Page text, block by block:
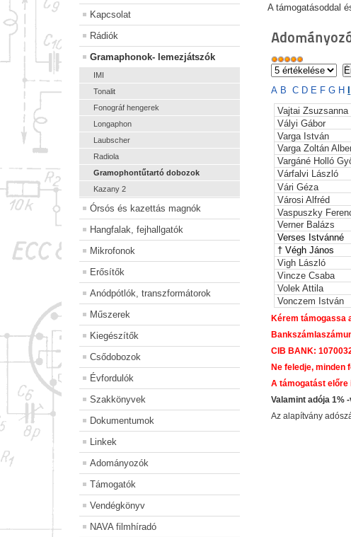
Kapcsolat
Rádiók
Gramaphonok- lemezjátszók
IMI
Tonalit
Fonográf hengerek
Longaphon
Laubscher
Radiola
Gramophontűtartó dobozok
Kazany 2
Órsós és kazettás magnók
Hangfalak, fejhallgatók
Mikrofonok
Erősítők
Anódpótlók, transzformátorok
Műszerek
Kiegészítők
Csődobozok
Évfordulók
Szakkönyvek
Dokumentumok
Linkek
Adományozók
Támogatók
Vendégkönyv
NAVA filmhíradó
A támogatásoddal
A BC D E F G H
Vajtai Zsuzsanna
Vályi Gábor
Varga István
Varga Zoltán
Vargáné Holló
Várfalvi László
Vári Géza
Városi Alfréd
Vaspuszky
Verner Balázs
Verses Istvánné
† Végh János
Vigh László
Vincze Csaba
Volek Attila
Vonczem István
Kérem támogassa
CIB BANK:
Ne feledje, minden
A támogatást előre
Valamint adója 1%
Az alapítvány